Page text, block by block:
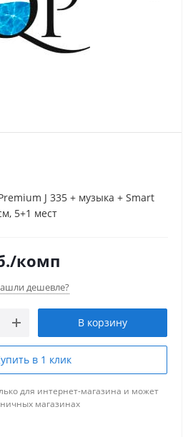
J 335 + музыка + Smart
5+1 мест
/комп
дешевле?
В корзину
в 1 клик
для интернет-магазина и может
магазинах